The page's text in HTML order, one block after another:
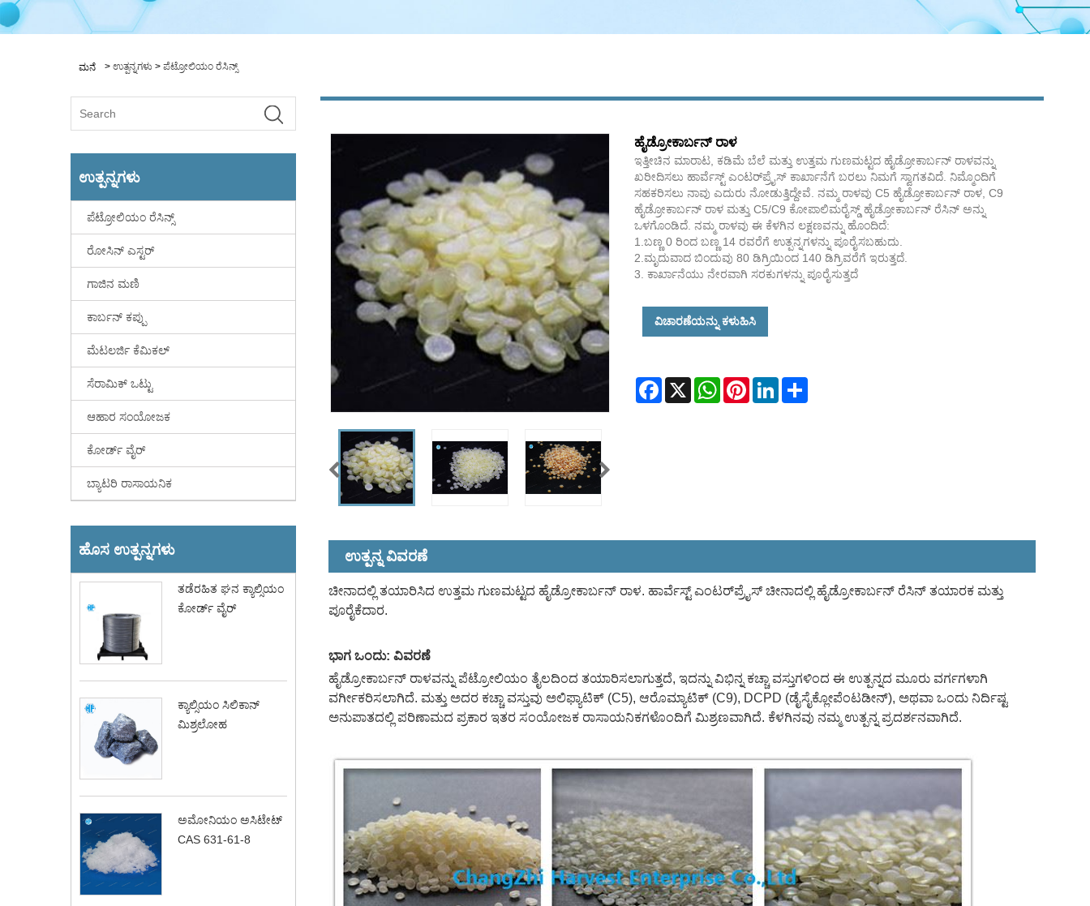
ಮನೆ > ಉತ್ಪನ್ನಗಳು > ಪೆಟ್ರೋಲಿಯಂ ರೆಸಿನ್ಸ್
ಉತ್ಪನ್ನಗಳು
ಪೆಟ್ರೋಲಿಯಂ ರೆಸಿನ್ಸ್
ರೋಸಿನ್ ಎಸ್ಟರ್
ಗಾಜಿನ ಮಣಿ
ಕಾರ್ಬನ್ ಕಪ್ಪು
ಮೆಟಲರ್ಜಿ ಕೆಮಿಕಲ್
ಸೆರಾಮಿಕ್ ಒಟ್ಟು
ಆಹಾರ ಸಂಯೋಜಕ
ಕೋರ್ಡ್ ವೈರ್
ಬ್ಯಾಟರಿ ರಾಸಾಯನಿಕ
ಹೊಸ ಉತ್ಪನ್ನಗಳು
ತಡೆರಹಿತ ಘನ ಕ್ಯಾಲ್ಸಿಯಂ
ಕೋರ್ಡ್ ವೈರ್
ಕ್ಯಾಲ್ಸಿಯಂ ಸಿಲಿಕಾನ್
ಮಿಶ್ರಲೋಹ
ಅಮೋನಿಯಂ ಅಸಿಟೇಟ್
CAS 631-61-8
ಹೈಡ್ರೋಕಾರ್ಬನ್ ರಾಳ
ಇತ್ತೀಚಿನ ಮಾರಾಟ, ಕಡಿಮೆ ಬೆಲೆ ಮತ್ತು ಉತ್ತಮ ಗುಣಮಟ್ಟದ ಹೈಡ್ರೋಕಾರ್ಬನ್ ರಾಳವನ್ನು
ಖರೀದಿಸಲು ಹಾರ್ವೆಸ್ಟ್ ಎಂಟರ್‌ಪ್ರೈಸ್ ಕಾರ್ಖಾನೆಗೆ ಬರಲು ನಿಮಗೆ ಸ್ವಾಗತವಿದೆ. ನಿಮ್ಮೊಂದಿಗೆ
ಸಹಕರಿಸಲು ನಾವು ಎದುರು ನೋಡುತ್ತಿದ್ದೇವೆ. ನಮ್ಮ ರಾಳವು C5 ಹೈಡ್ರೋಕಾರ್ಬನ್ ರಾಳ, C9
ಹೈಡ್ರೋಕಾರ್ಬನ್ ರಾಳ ಮತ್ತು C5/C9 ಕೋಪಾಲಿಮರೈಸ್ಡ್ ಹೈಡ್ರೋಕಾರ್ಬನ್ ರೆಸಿನ್ ಅನ್ನು
ಒಳಗೊಂಡಿದೆ. ನಮ್ಮ ರಾಳವು ಈ ಕೆಳಗಿನ ಲಕ್ಷಣವನ್ನು ಹೊಂದಿದೆ:
1.ಬಣ್ಣ 0 ರಿಂದ ಬಣ್ಣ 14 ರವರೆಗೆ ಉತ್ಪನ್ನಗಳನ್ನು ಪೂರೈಸಬಹುದು.
2.ಮೃದುವಾದ ಬಿಂದುವು 80 ಡಿಗ್ರಿಯಿಂದ 140 ಡಿಗ್ರಿವರೆಗೆ ಇರುತ್ತದೆ.
3. ಕಾರ್ಖಾನೆಯು ನೇರವಾಗಿ ಸರಕುಗಳನ್ನು ಪೂರೈಸುತ್ತದೆ
ವಿಚಾರಣೆಯನ್ನು ಕಳುಹಿಸಿ
Facebook
X WhatsAppPinterestLinkedInShare
ಉತ್ಪನ್ನ ವಿವರಣೆ
ಚೀನಾದಲ್ಲಿ ತಯಾರಿಸಿದ ಉತ್ತಮ ಗುಣಮಟ್ಟದ ಹೈಡ್ರೋಕಾರ್ಬನ್ ರಾಳ. ಹಾರ್ವೆಸ್ಟ್ ಎಂಟರ್‌ಪ್ರೈಸ್ ಚೀನಾದಲ್ಲಿ ಹೈಡ್ರೋಕಾರ್ಬನ್ ರೆಸಿನ್ ತಯಾರಕ ಮತ್ತು
ಪೂರೈಕೆದಾರ.
ಭಾಗ ಒಂದು: ವಿವರಣೆ
ಹೈಡ್ರೋಕಾರ್ಬನ್ ರಾಳವನ್ನು ಪೆಟ್ರೋಲಿಯಂ ತೈಲದಿಂದ ತಯಾರಿಸಲಾಗುತ್ತದೆ, ಇದನ್ನು ವಿಭಿನ್ನ ಕಚ್ಚಾ ವಸ್ತುಗಳಿಂದ ಈ ಉತ್ಪನ್ನದ ಮೂರು ವರ್ಗಗಳಾಗಿ
ವರ್ಗೀಕರಿಸಲಾಗಿದೆ. ಮತ್ತು ಅದರ ಕಚ್ಚಾ ವಸ್ತುವು ಅಲಿಫ್ಯಾಟಿಕ್ (C5), ಆರೊಮ್ಯಾಟಿಕ್ (C9), DCPD (ಡೈಸೈಕ್ಲೋಪೆಂಟಡೀನ್), ಅಥವಾ ಒಂದು ನಿರ್ದಿಷ್ಟ
ಅನುಪಾತದಲ್ಲಿ ಪರಿಣಾಮದ ಪ್ರಕಾರ ಇತರ ಸಂಯೋಜಕ ರಾಸಾಯನಿಕಗಳೊಂದಿಗೆ ಮಿಶ್ರಣವಾಗಿದೆ. ಕೆಳಗಿನವು ನಮ್ಮ ಉತ್ಪನ್ನ ಪ್ರದರ್ಶನವಾಗಿದೆ.